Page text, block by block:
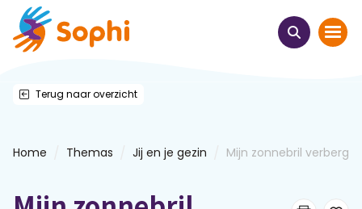
Thema's
Terug naar overzicht
Home Themas Jij en je gezin Mijn zonnebril verbergt